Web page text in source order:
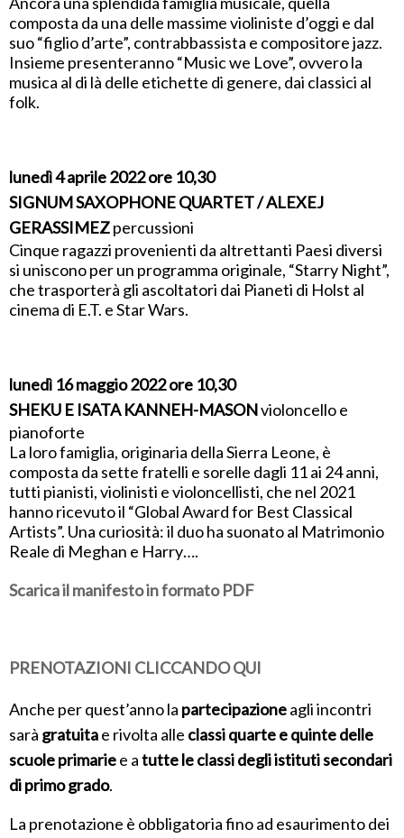
composta da una delle massime violiniste d’oggi e dal
suo “figlio d’arte”, contrabbassista e compositore jazz.
Insieme presenteranno “Music we Love”, ovvero la
musica al di là delle etichette di genere, dai classici al
folk.
lunedì 4 aprile 2022 ore 10,30
SIGNUM SAXOPHONE QUARTET / ALEXEJ
GERASSIMEZpercussioni
Cinque ragazzi provenienti da altrettanti Paesi diversi
si uniscono per un programma originale, “Starry Night”,
che trasporterà gli ascoltatori dai Pianeti di Holst al
cinema di E.T. e Star Wars.
lunedì 16 maggio 2022 ore 10,30
SHEKU E ISATA KANNEH-MASONvioloncello e
pianoforte
La loro famiglia, originaria della Sierra Leone, è
composta da sette fratelli e sorelle dagli 11 ai 24 anni,
tutti pianisti, violinisti e violoncellisti, che nel 2021
hanno ricevuto il “Global Award for Best Classical
Artists”. Una curiosità: il duo ha suonato al Matrimonio
Reale di Meghan e Harry….
Scarica il manifesto in formato PDF
PRENOTAZIONI CLICCANDO QUI
Anche per quest’anno la partecipazioneagli incontri
sarà gratuitae rivolta alle classi quarte e quinte delle
scuole primariee atutte le classi degli istitutisecondari
di primo grado.
La prenotazione è obbligatoria fino ad esaurimento dei